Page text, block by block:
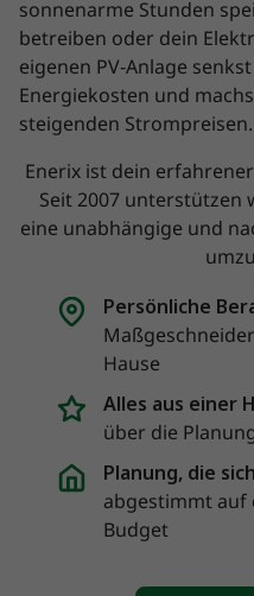
sonnenarme Stunden
betreiben oder dein
eigenen PV-Anlage
Energiekosten und
steigenden Strompreisen.
Enerix ist dein
Seit 2007 unterstützen
eine unabhängige und
Persönliche
Hause
Alles aus einer
über die
Planung, die
abgestimmt auf
Budget